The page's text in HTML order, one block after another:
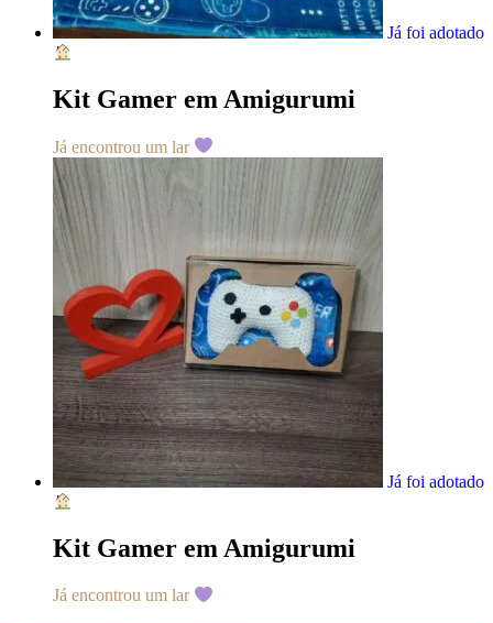
Já foi adotado
Kit Gamer em Amigurumi
Já encontrou um lar
Já foi adotado
Kit Gamer em Amigurumi
Já encontrou um lar